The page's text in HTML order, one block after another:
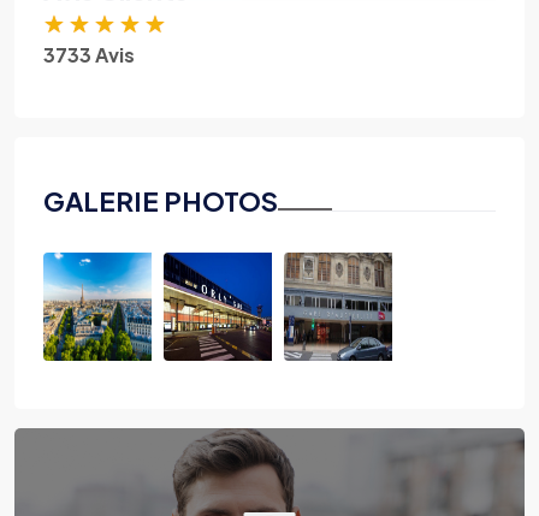
★ ★ ★ ★ ★
3733 Avis
GALERIE PHOTOS